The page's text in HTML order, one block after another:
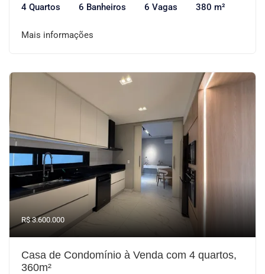
4 Quartos 6 Banheiros 6 Vagas 380 m²
Mais informações
R$ 3.600.000
Casa de Condomínio à Venda com 4 quartos,
360m²